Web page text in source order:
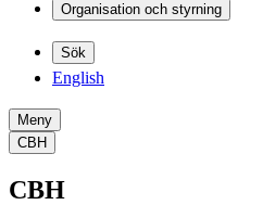
Organisation och styrning
Sök
English
Meny
CBH
CBH